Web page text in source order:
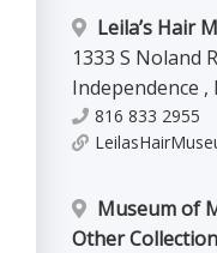
Leila’s Hair
1333 S Noland
Independence ,
816 833 2955
Museum of
Other